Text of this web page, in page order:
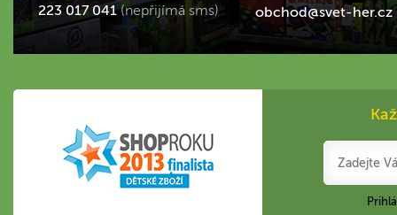
223 017 041 (nepřijímá sms) obchod@svet-her.cz